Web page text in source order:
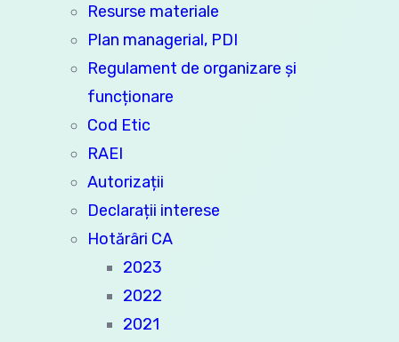
Resurse materiale
Plan managerial, PDI
Regulament de organizare și
funcționare
Cod Etic
RAEI
Autorizații
Declarații interese
Hotărâri CA
2023
2022
2021